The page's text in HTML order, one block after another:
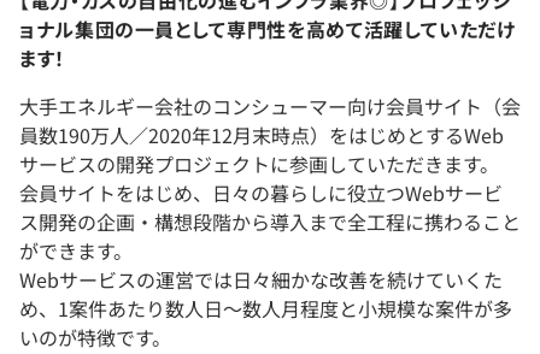
ョナル集団の一員として専門性を高めて活躍していただけ
ます！
大手エネルギー会社のコンシューマー向け会員サイト（会
員数190万人／2020年12月末時点）をはじめとするWeb
サービスの開発プロジェクトに参画していただきます。
会員サイトをはじめ、日々の暮らしに役立つWebサービ
ス開発の企画・構想段階から導入まで全工程に携わること
ができます。
Webサービスの運営では日々細かな改善を続けていくた
め、1案件あたり数人日～数人月程度と小規模な案件が多
いのが特徴です。